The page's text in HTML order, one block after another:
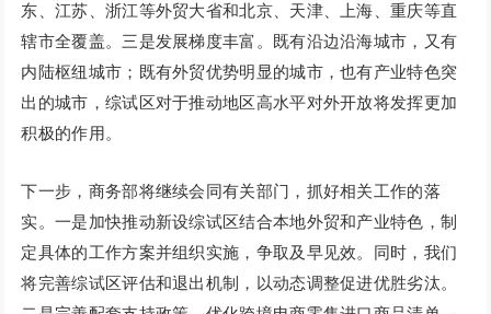
东、江苏、浙江等外贸大省和北京、天津、上海、重庆等直
辖市全覆盖。三是发展梯度丰富。既有沿边沿海城市，又有
内陆枢纽城市；既有外贸优势明显的城市，也有产业特色突
出的城市，综试区对于推动地区高水平对外开放将发挥更加
积极的作用。
下一步，商务部将继续会同有关部门，抓好相关工作的落
实。一是加快推动新设综试区结合本地外贸和产业特色，制
定具体的工作方案并组织实施，争取及早见效。同时，我们
将完善综试区评估和退出机制，以动态调整促进优胜劣汰。